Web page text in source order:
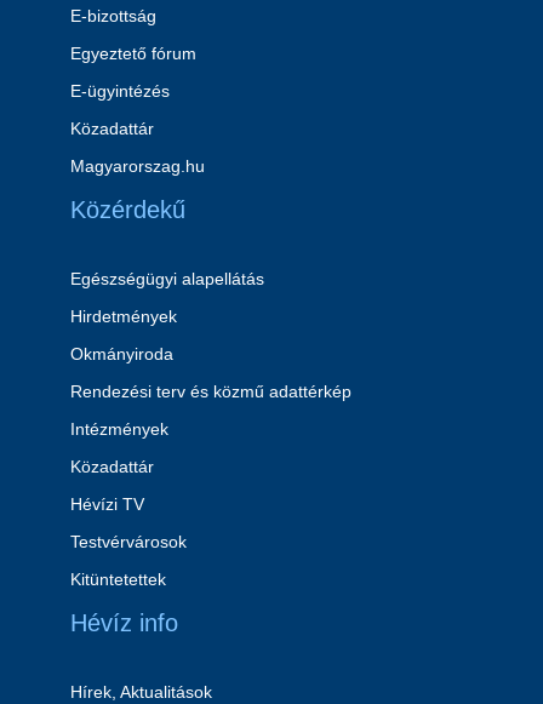
E-bizottság
Egyeztető fórum
E-ügyintézés
Közadattár
Magyarorszag.hu
Közérdekű
Egészségügyi alapellátás
Hirdetmények
Okmányiroda
Rendezési terv és közmű adattérkép
Intézmények
Közadattár
Hévízi TV
Testvérvárosok
Kitüntetettek
Hévíz info
Hírek, Aktualitások